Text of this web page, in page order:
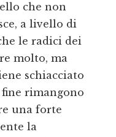
che non
a livello di
le radici dei
molto, ma
schiacciato
rimangono
una forte
la